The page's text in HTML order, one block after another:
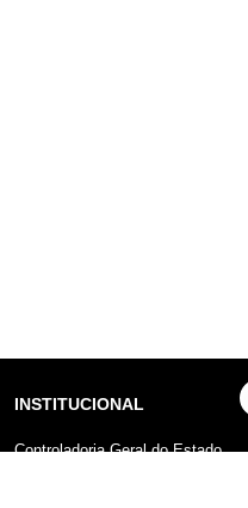
INSTITUCIONAL
Controladoria Geral do Estado